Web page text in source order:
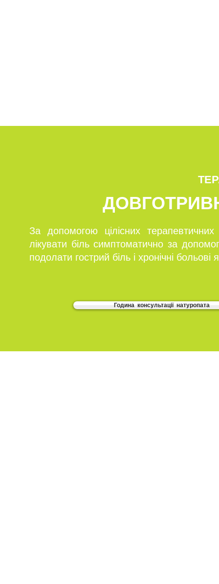
За допомогою цілісних
лікувати біль симптоматично за
подолати гострий біль і хронічні больові
Година консультації натуропата